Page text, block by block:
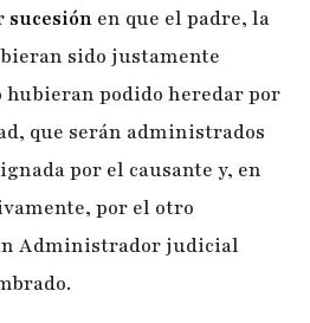
sucesión en que el padre, la
sido justamente
hubieran podido heredar por
que serán administrados
por el causante y, en
por el otro
Administrador judicial